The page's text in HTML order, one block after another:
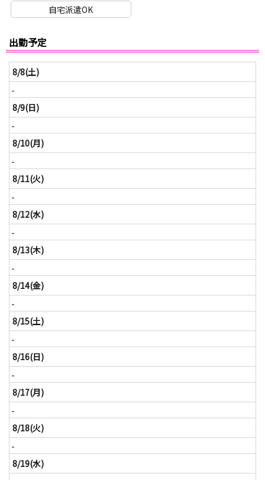
自宅派遣OK
出勤予定
8/8(土)
-
8/9(日)
-
8/10(月)
-
8/11(火)
-
8/12(水)
-
8/13(木)
-
8/14(金)
-
8/15(土)
-
8/16(日)
-
8/17(月)
-
8/18(火)
-
8/19(水)